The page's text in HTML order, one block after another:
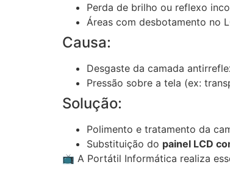
Perda de brilho ou reflexo
Áreas com desbotamento no
Causa:
Desgaste da camada
Pressão sobre a tela (ex:
Solução:
Polimento e tratamento da
Substituição do painel LCD
📺 A Portátil Informática realiza